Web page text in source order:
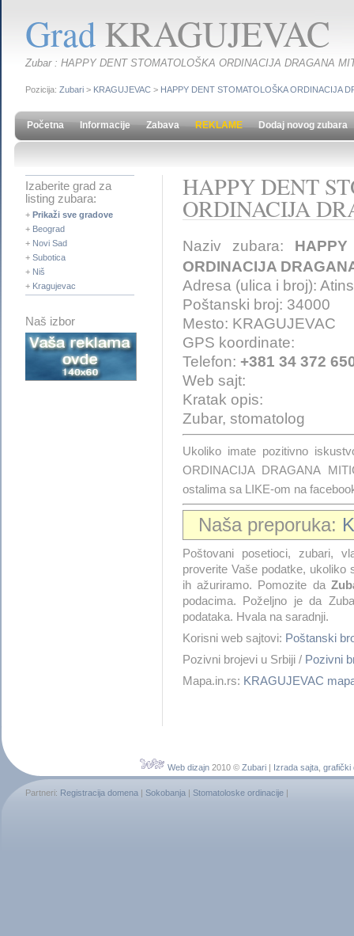
Grad KRAGUJEVAC
Zubar : HAPPY DENT STOMATOLOŠKA ORDINACIJA DRAGANA
Pozicija: Zubari > KRAGUJEVAC > HAPPY DENT STOMATOLOŠKA ORDINACIJA
Početna Informacije Zabava REKLAME Dodaj novog zubara
Izaberite grad za
listing zubara:
+ Prikaži sve gradove
+ Beograd
+ Novi Sad
+ Subotica
+ Niš
+ Kragujevac
Naš izbor
HAPPY DENT
ORDINACIJA
Naziv zubara:
ORDINACIJA
Adresa (ulica i broj):
Poštanski broj: 34000
Mesto: KRAGUJEVAC
GPS koordinate:
Telefon: +381 34 372
Web sajt:
Kratak opis:
Zubar, stomatolog
Ukoliko imate pozitivno
ORDINACIJA DRAGANA
ostalima sa LIKE-om na
Naša preporuka:
Poštovani posetioci, zubari,
proverite Vaše podatke, ukoliko
ih ažuriramo. Pomozite da
podacima. Poželjno je da
podataka. Hvala na saradnji.
Korisni web sajtovi: Poštanski
Pozivni brojevi u Srbiji / Pozivni
Mapa.in.rs: KRAGUJEVAC
Web dizajn 2010 © Zubari Izrada sajta grafički
Partneri: Registracija domena Sokobanja Stomatoloske ordinacije